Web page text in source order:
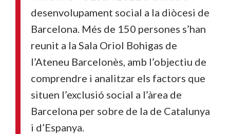
desenvolupament social a la diòcesi de
Barcelona. Més de 150 persones s’han
reunit a la Sala Oriol Bohigas de
l’Ateneu Barcelonès, amb l’objectiu de
comprendre i analitzar els factors que
situen l’exclusió social a l’àrea de
Barcelona per sobre de la de Catalunya
i d’Espanya.